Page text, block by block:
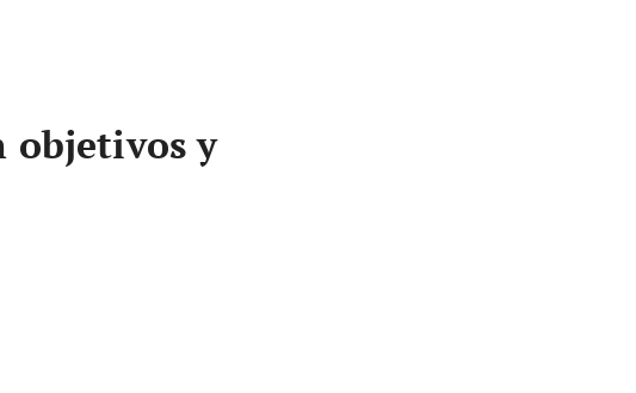
objetivos y